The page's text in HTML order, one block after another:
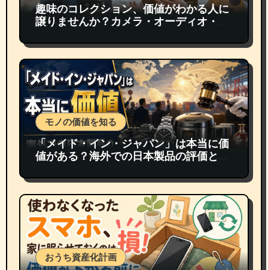
趣味のコレクション、価値がわかる人に
譲りませんか？カメラ・オーディオ・楽
モノの価値を知る
「メイド・イン・ジャパン」は本当に価
値がある？海外での日本製品の評価と買
おうち資産化計画